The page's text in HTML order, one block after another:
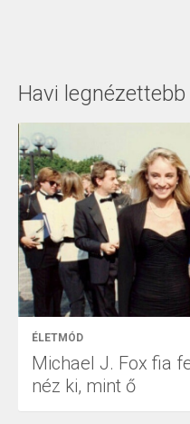
Havi legnézettebb
ÉLETMÓD
Michael J. Fox fia
néz ki, mint ő